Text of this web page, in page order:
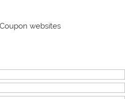
Coupon websites